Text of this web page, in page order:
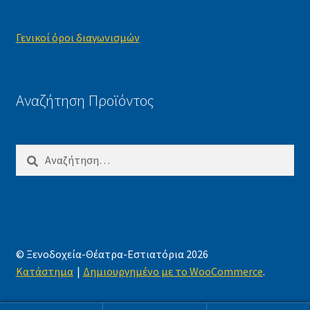
Γενικοί όροι διαγωνισμών
Αναζήτηση Προϊόντος
για:
© Ξενοδοχεία-Θέατρα-Εστιατόρια 2026
Κατάστημα
Δημιουργημένο με το WooCommerce.